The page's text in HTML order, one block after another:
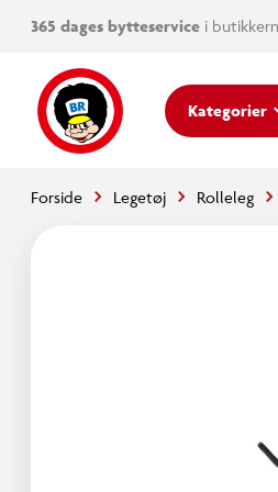
365 dages bytteservice i
Kategorier
Forside Legetøj Rolleleg